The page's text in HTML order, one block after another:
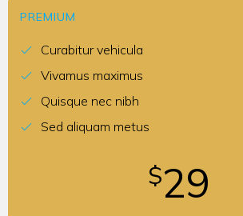
PREMIUM
Curabitur vehicula
Vivamus maximus
Quisque nec nibh
Sed aliquam metus
$29